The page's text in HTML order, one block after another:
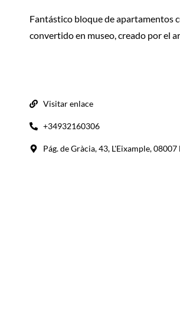
Fantástico bloque de apartamentos
convertido en museo, creado por el
Visitar enlace
+34932160306
Pág. de Gràcia, 43, L'Eixample,